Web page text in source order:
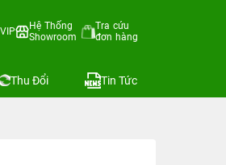
VIP
Hệ Thống
Showroom
Tra cứu
đơn hàng
Thu Đổi Tin Tức